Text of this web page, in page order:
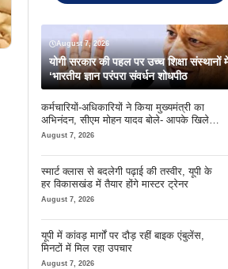
August 7, 2026
योगी सरकार की पहल पर उच्च शिक्षा संस्थानों
‘भारतीय ज्ञान परंपरा संवर्धन शोधपीठ
कर्मचारियों-अधिकारियों ने किया मुख्यमंत्री का
अभिनंदन, सीएम मोहन यादव बोले- आपके खिले
चेहरे देखकर आनंद आता है
August 7, 2026
स्मार्ट क्लास से बदलेगी पढ़ाई की तस्वीर, यूपी के
हर विकासखंड में तैयार होंगे मास्टर ट्रेनर
August 7, 2026
यूपी में कांवड़ मार्गों पर दौड़ रहीं बाइक एंबुलेंस,
मिनटों में मिल रहा उपचार
August 7, 2026